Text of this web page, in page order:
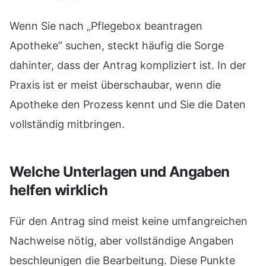
Wenn Sie nach „Pflegebox beantragen
Apotheke“ suchen, steckt häufig die Sorge
dahinter, dass der Antrag kompliziert ist. In der
Praxis ist er meist überschaubar, wenn die
Apotheke den Prozess kennt und Sie die Daten
vollständig mitbringen.
Welche Unterlagen und Angaben
helfen wirklich
Für den Antrag sind meist keine umfangreichen
Nachweise nötig, aber vollständige Angaben
beschleunigen die Bearbeitung. Diese Punkte